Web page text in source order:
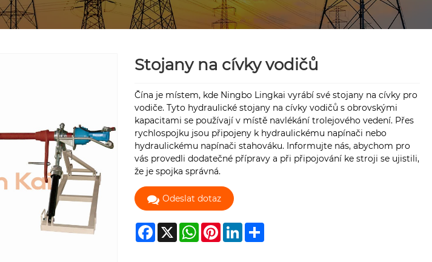
Stojany na cívky vodičů
Čína je místem, kde Ningbo Lingkai vyrábí své stojany na cívky pro
vodiče. Tyto hydraulické stojany na cívky vodičů s obrovskými
kapacitami se používají v místě navlékání trolejového vedení. Přes
rychlospojku jsou připojeny k hydraulickému napínači nebo
hydraulickému napínači stahováku. Informujte nás, abychom pro
vás provedli dodatečné přípravy a při připojování ke stroji se ujistili,
že je spojka správná.
Odeslat dotaz
Facebook
X WhatsApp
PinterestLinkedInShare